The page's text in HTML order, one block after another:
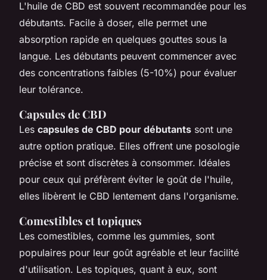
L'huile de CBD est souvent recommandée pour les
débutants. Facile à doser, elle permet une
absorption rapide en quelques gouttes sous la
langue. Les débutants peuvent commencer avec
des concentrations faibles (5-10%) pour évaluer
leur tolérance.
Capsules de CBD
Les capsules de CBD pour débutants sont une
autre option pratique. Elles offrent une posologie
précise et sont discrètes à consommer. Idéales
pour ceux qui préfèrent éviter le goût de l'huile,
elles libèrent le CBD lentement dans l'organisme.
Comestibles et topiques
Les comestibles, comme les gummies, sont
populaires pour leur goût agréable et leur facilité
d'utilisation. Les topiques, quant à eux, sont